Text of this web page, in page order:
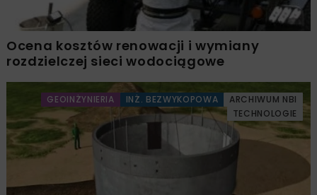
Ocena kosztów renowacji i wymiany
rozdzielczej sieci wodociągowe
GEOINŻYNIERIA INŻ. BEZWYKOPOWA
ARCHIWUM NBI
TECHNOLOGIE